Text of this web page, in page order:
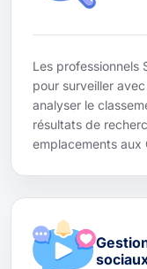
Les professionnels
pour surveiller
analyser le
résultats de
emplacements aux